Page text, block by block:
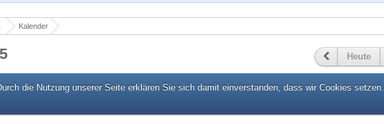
Kalender
Heute
die Nutzung unserer Seite erklären Sie sich damit einverstanden, dass wir Cookies setzen.